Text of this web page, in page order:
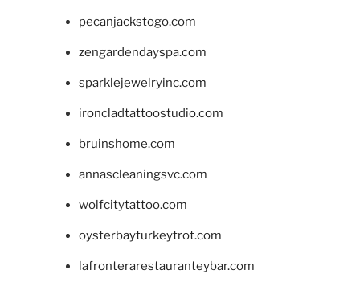
pecanjackstogo.com
zengardendayspa.com
sparklejewelryinc.com
ironcladtattoostudio.com
bruinshome.com
annascleaningsvc.com
wolfcitytattoo.com
oysterbayturkeytrot.com
lafronterarestauranteybar.com